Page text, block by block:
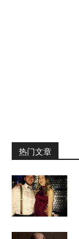
热门文章